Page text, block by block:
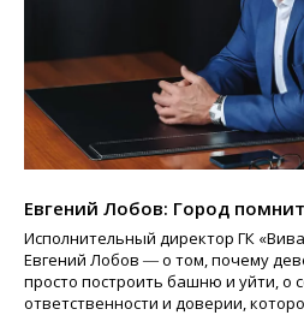
Евгений Лобов: Город
Исполнительный директор ГК
Евгений Лобов ― о том, почему
просто построить башню и уйти, о
ответственности и доверии,